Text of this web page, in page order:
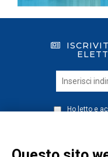
Ho letto e